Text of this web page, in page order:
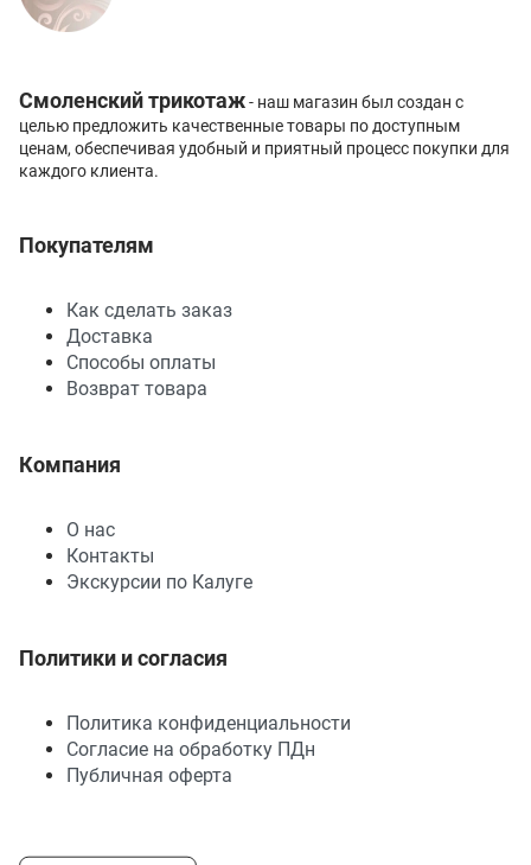
Смоленский трикотаж- наш магазин был создан с
целью предложить качественные товары по доступным
ценам, обеспечивая удобный и приятный процесс покупки для
каждого клиента.
Покупателям
Как сделать заказ
Доставка
Способы оплаты
Возврат товара
Компания
О нас
Контакты
Экскурсии по Калуге
Политики и согласия
Политика конфиденциальности
Согласие на обработку ПДн
Публичная оферта